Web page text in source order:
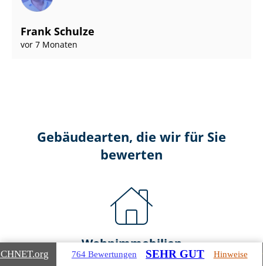
Frank Schulze
vor 7 Monaten
Gebäudearten, die wir für Sie
bewerten
Wohnimmobilien
.org 764 Bewertungen SEHR GUT Hinweise